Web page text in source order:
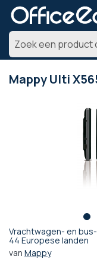
Mappy Ulti
Vrachtwagen- en
44 Europese landen
van Mappy
Ga
naar